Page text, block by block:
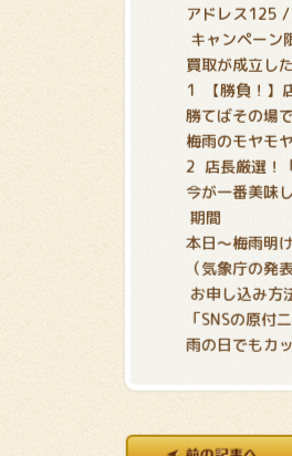
アドレス125
キャンペーン
買取が成立し
1 【勝負！】
勝てばその場
梅雨のモヤモ
2 店長厳選！
今が一番美味
期間
本日〜梅雨明
（気象庁の発
お申し込み方
「SNSの原付
雨の日でもカ